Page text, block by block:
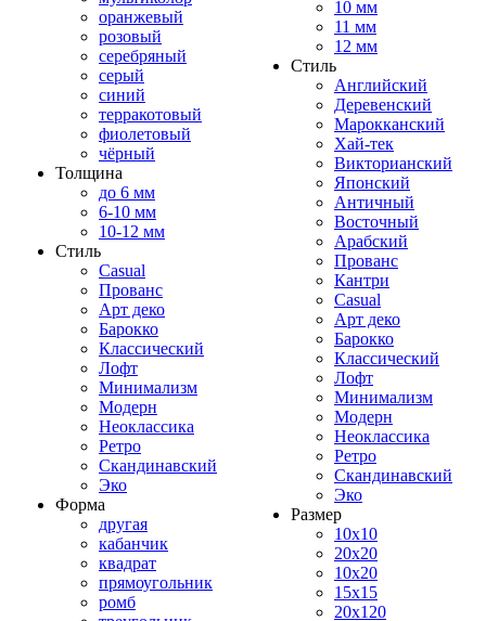
оранжевый
розовый
серебряный
серый
синий
терракотовый
фиолетовый
чёрный
Толщина
до 6 мм
6-10 мм
10-12 мм
Стиль
Casual
Прованс
Арт деко
Барокко
Классический
Лофт
Минимализм
Модерн
Неоклассика
Ретро
Скандинавский
Эко
Форма
другая
кабанчик
квадрат
прямоугольник
ромб
10 мм
11 мм
12 мм
Стиль
Английский
Деревенский
Марокканский
Хай-тек
Викторианский
Японский
Античный
Восточный
Арабский
Прованс
Кантри
Casual
Арт деко
Барокко
Классический
Лофт
Минимализм
Модерн
Неоклассика
Ретро
Скандинавский
Эко
Размер
10x10
20x20
10x20
15x15
20x120